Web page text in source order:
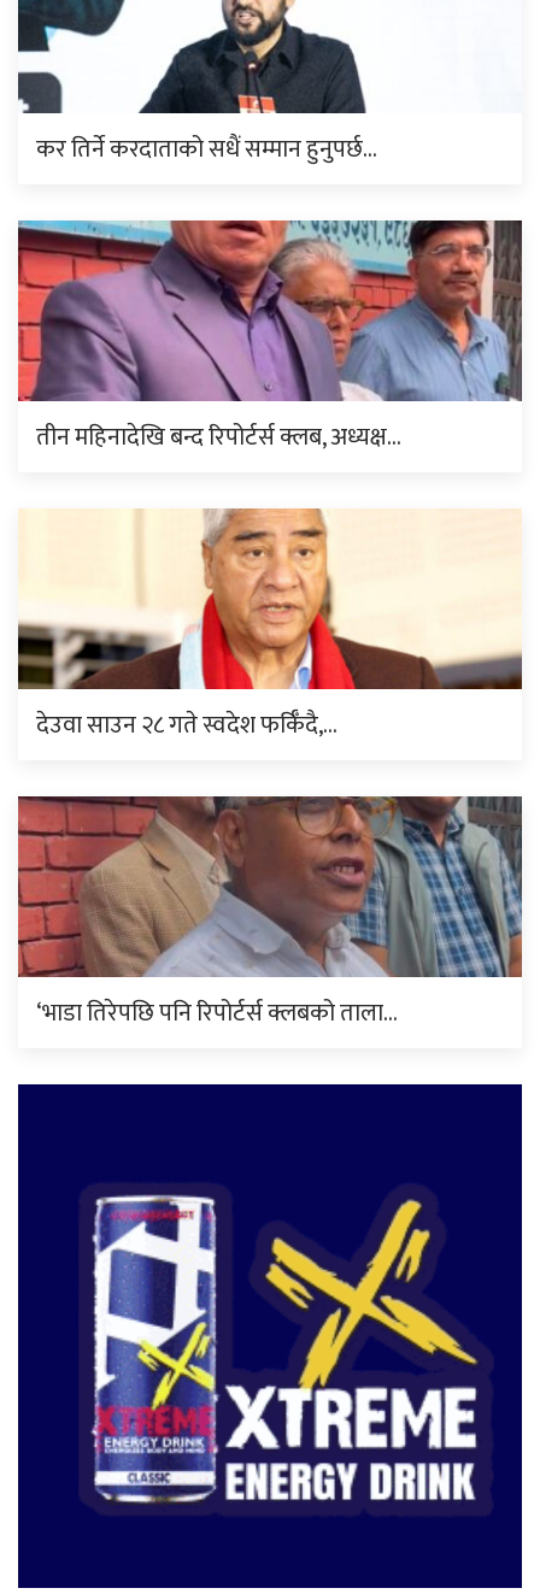
कर तिर्ने करदाताको सधैं सम्मान हुनुपर्छ…
तीन महिनादेखि बन्द रिपोर्टर्स क्लब, अध्यक्ष…
देउवा साउन २८ गते स्वदेश फर्किँदै,…
‘भाडा तिरेपछि पनि रिपोर्टर्स क्लबको ताला…